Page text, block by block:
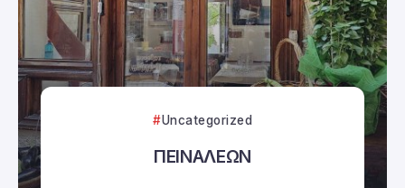
Uncategorized
ΠΕΙΝΑΛΕΩΝ